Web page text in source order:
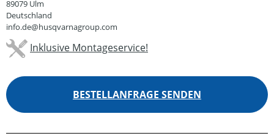
89079 Ulm
Deutschland
info.de@husqvarnagroup.com
Inklusive Montageservice!
BESTELLANFRAGE SENDEN